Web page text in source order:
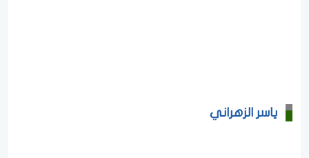
ياسر الزهراني